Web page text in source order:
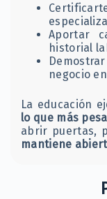
Aportar
historial
negocio
La educación
lo que más
abrir puertas,
mantiene